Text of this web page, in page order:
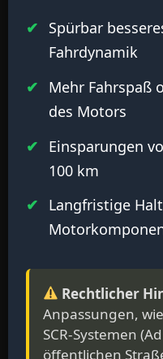
Spürbar
Fahrdynamik
Mehr Fahrspaß
des Motors
Einsparungen
100 km
Langfristige
Rechtlicher
Anpassungen,
SCR-Systemen
öffentlichen